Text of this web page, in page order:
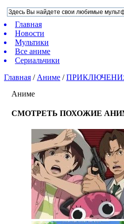
Главная
Новости
Мультики
Все аниме
Сериальчики
Главная / Аниме /
Аниме
СМОТРЕТЬ ПОХОЖИЕ